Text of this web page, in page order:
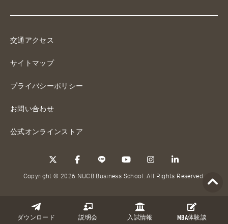
ダウンロード 説明会 入試情報 MBA体験談
交通アクセス
サイトマップ
プライバシーポリシー
お問い合わせ
公式オンラインストア
Copyright © 2026 NUCB Business School. All Rights Reserved.